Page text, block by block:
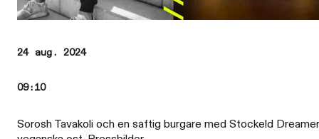
24 aug. 2024
09:10
Sorosh Tavakoli och en saftig burgare med Stockeld